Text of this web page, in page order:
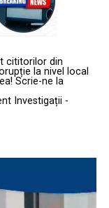
cititorilor din
la nivel local
Scrie-ne la
Investigații -